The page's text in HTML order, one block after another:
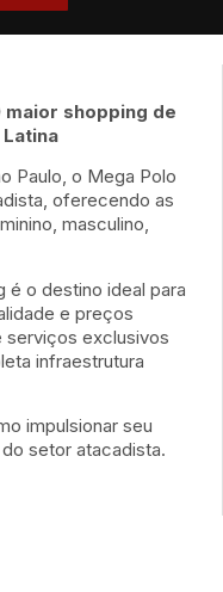
maior shopping de
Paulo, o Mega Polo
oferecendo as
masculino,
é o destino ideal para
e preços
exclusivos
infraestrutura
impulsionar seu
setor atacadista.